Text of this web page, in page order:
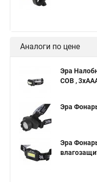
Аналоги по цене
Эра
COB ,
Эра
Эра